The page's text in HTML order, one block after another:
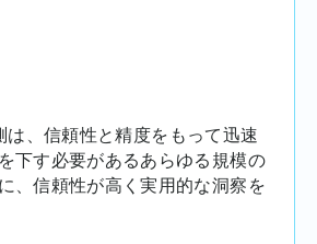
、信頼性と精度をもって迅速
下す必要があるあらゆる規模の
、信頼性が高く実用的な洞察を